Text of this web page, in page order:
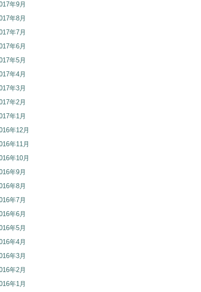
年9月
年8月
年7月
年6月
年5月
年4月
年3月
年2月
年1月
年12月
年11月
年10月
年9月
年8月
年7月
年6月
年5月
年4月
年3月
年2月
年1月